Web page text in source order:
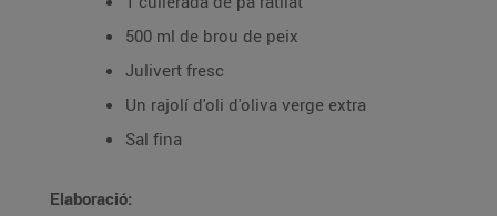
500 ml de brou de peix
Julivert fresc
Un rajolí d'oli d'oliva verge extra
Sal fina
Elaboració: